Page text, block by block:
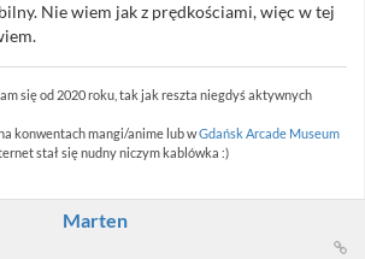
Nie wiem jak z prędkościami, więc w tej
się od 2020 roku, tak jak reszta niegdyś aktywnych
konwentach mangi/anime lub wGdańsk Arcade Museum
stał się nudny niczym kablówka :)
Marten